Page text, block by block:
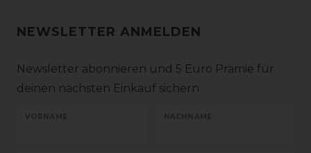
NEWSLETTER ANMELDEN
Newsletter abonnieren und 5 Euro Prämie für
deinen nächsten Einkauf sichern
VORNAME NACHNAME